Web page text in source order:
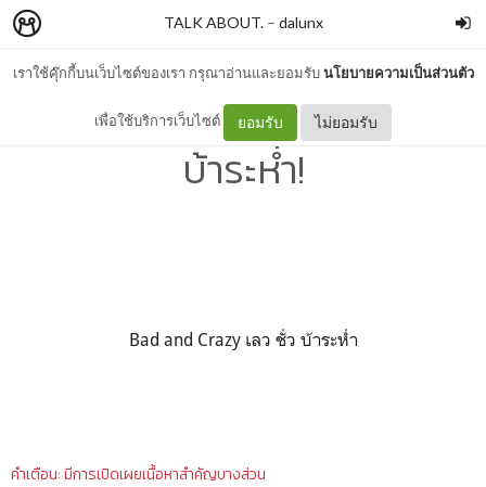
เราใช้คุ๊กกี้บนเว็บไซต์ของเรา กรุณาอ่านและยอมรับนโยบายความเป็นส่วนตัว
เพื่อใช้บริการเว็บไซต์ ยอมรับ ไม่ยอมรับ
TALK ABOUT.– dalunx
Bad and Crazy เลว! ชั่ว!
บ้าระห่ำ!
Bad and Crazy เลว ชั่ว บ้าระห่ำ
คำเตือน: มีการเปิดเผยเนื้อหาสำคัญบางส่วน